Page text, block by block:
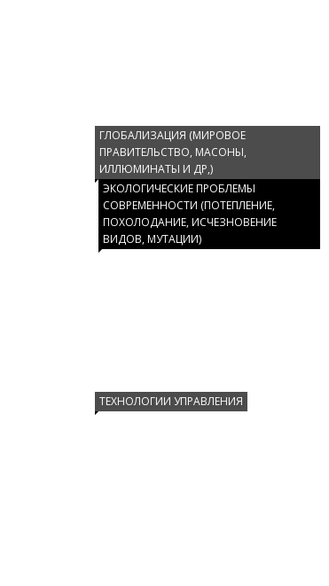
ГЛОБАЛИЗАЦИЯ (МИРОВОЕ
ПРАВИТЕЛЬСТВО, МАСОНЫ,
ИЛЛЮМИНАТЫ И ДР,)
ЭКОЛОГИЧЕСКИЕ ПРОБЛЕМЫ
СОВРЕМЕННОСТИ (ПОТЕПЛЕНИЕ,
ПОХОЛОДАНИЕ, ИСЧЕЗНОВЕНИЕ
ВИДОВ, МУТАЦИИ)
ТЕХНОЛОГИИ УПРАВЛЕНИЯ